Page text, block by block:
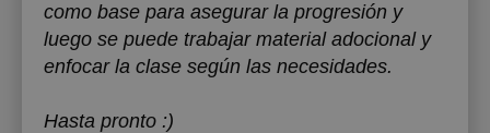
como base para asegurar la progresión y
luego se puede trabajar material adocional y
enfocar la clase según las necesidades.
Hasta pronto :)